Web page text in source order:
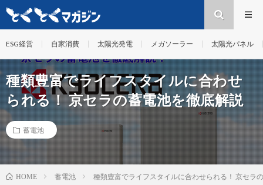
ESG経営 自家消費 太陽光発電 メガソーラー 太陽光パネル
種類豊富でライフスタイルに合わせ
られる！ 京セラの蓄電池を徹底解説
蓄電池
HOME 蓄電池 種類豊富でライフスタイルに合わせられる！ 京セラ